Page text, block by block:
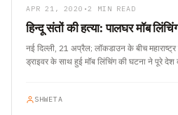
APR 21, 2020 •2 MIN READ
हिन्दू संतों की हत्या:
नई दिल्ली, 21 अप्रैल; लॉकडाउन के बीच
ड्राइवर के साथ हुई मॉब लिंचिंग की घटना ने पूरे देश
SHWETA